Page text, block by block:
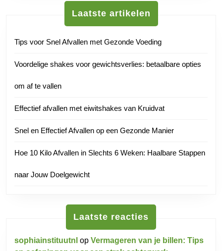
Laatste artikelen
Tips voor Snel Afvallen met Gezonde Voeding
Voordelige shakes voor gewichtsverlies: betaalbare opties
om af te vallen
Effectief afvallen met eiwitshakes van Kruidvat
Snel en Effectief Afvallen op een Gezonde Manier
Hoe 10 Kilo Afvallen in Slechts 6 Weken: Haalbare Stappen
naar Jouw Doelgewicht
Laatste reacties
sophiainstituutnl op Vermageren van je billen: Tips